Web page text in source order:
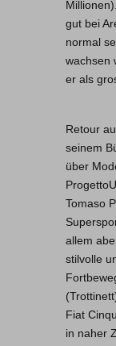
gut bei
normal
wachsen
er als
Retour
seinem
über
Tomaso
allem
stilvolle
Fiat
in naher